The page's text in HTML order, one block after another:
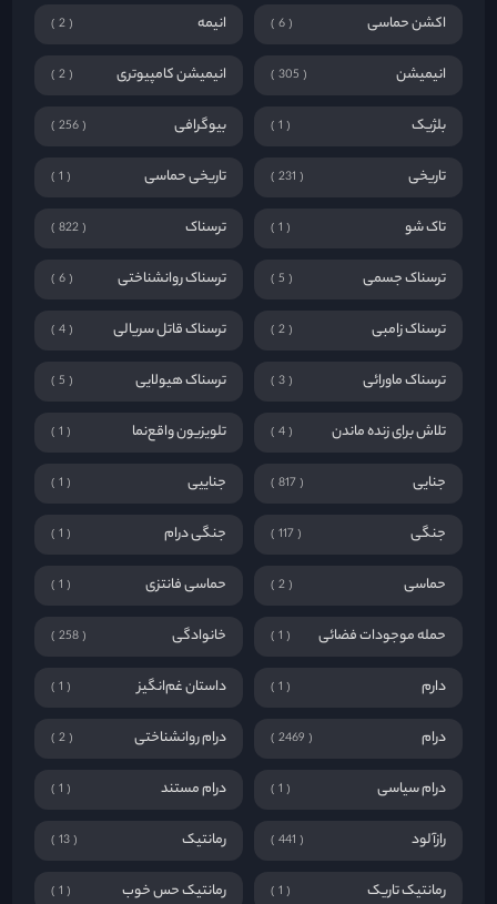
اکشن حماسی 6 انیمه 2
انیمیشن 305 انیمیشن کامپیوتری 2
بلژیک 1 بیوگرافی 256
تاریخی 231 تاریخی حماسی 1
تاک شو 1 ترسناک 822
ترسناک جسمی 5 ترسناک روانشناختی 6
ترسناک زامبی 2 ترسناک قاتل سریالی 4
ترسناک ماورائی 3 ترسناک هیولایی 5
تلاش برای زنده ماندن 4 تلویزیون واقع‌نما 1
جنایی 817 جناییی 1
جنگی 117 جنگی درام 1
حماسی 2 حماسی فانتزی 1
حمله موجودات فضائی 1 خانوادگی 258
دارم 1 داستان غم‌انگیز 1
درام 2469 درام روانشناختی 2
درام سیاسی 1 درام مستند 1
رازآلود 441 رمانتیک 13
رمانتیک تاریک 1 رمانتیک حس خوب 1